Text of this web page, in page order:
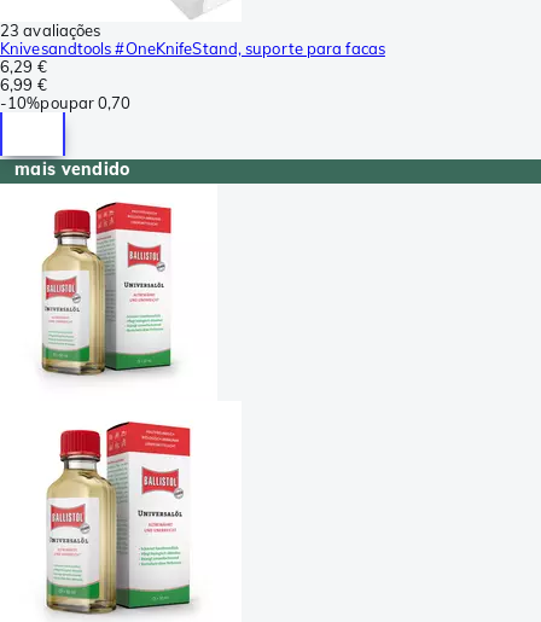
23 avaliações
Knivesandtools #OneKnifeStand, suporte para facas
6,29 €
6,99 €
-10%poupar0,70
mais vendido